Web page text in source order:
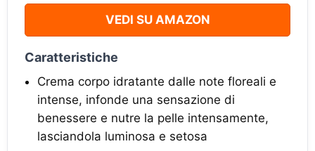
VEDI SU AMAZON
Caratteristiche
Crema corpo idratante dalle note floreali e
intense, infonde una sensazione di
benessere e nutre la pelle intensamente,
lasciandola luminosa e setosa